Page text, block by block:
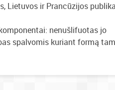
Lietuvos ir Prancūzijos
nenušlifuotas jo
spalvomis kuriant formą